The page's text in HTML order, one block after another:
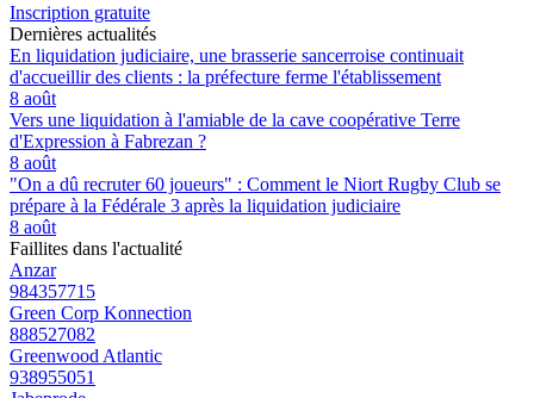
Inscription gratuite
Dernières actualités
En liquidation judiciaire, une brasserie sancerroise continuait
d'accueillir des clients : la préfecture ferme l'établissement
8 août
Vers une liquidation à l'amiable de la cave coopérative Terre
d'Expression à Fabrezan ?
8 août
"On a dû recruter 60 joueurs" : Comment le Niort Rugby Club se
prépare à la Fédérale 3 après la liquidation judiciaire
8 août
Faillites dans l'actualité
Anzar
984357715
Green Corp Konnection
888527082
Greenwood Atlantic
938955051